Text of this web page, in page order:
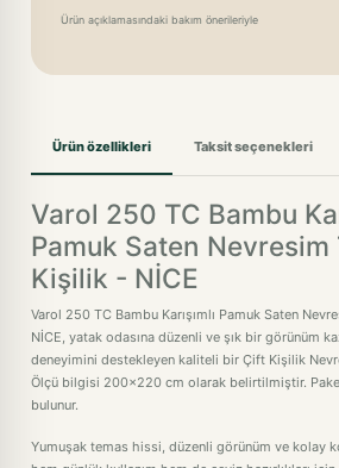
Ürün açıklamasındaki bakım önerileriyle
Ürün özellikleri Taksit seçenekleri
Varol 250 TC Bambu
Pamuk Saten Nevresim
Kişilik - NİCE
Varol 250 TC Bambu Karışımlı Pamuk Saten
NİCE, yatak odasına düzenli ve şık bir görünüm
deneyimini destekleyen kaliteli bir Çift Kişilik
Ölçü bilgisi 200x220 cm olarak belirtilmiştir.
bulunur.
Yumuşak temas hissi, düzenli görünüm ve kolay